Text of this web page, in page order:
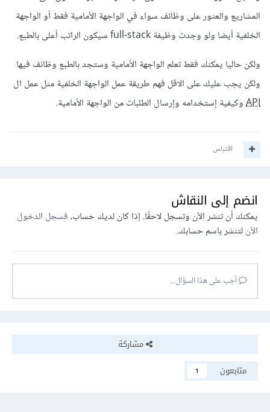
المشاريع والعثور على وظائف سواء في الواجهة الأمامية فقط أو الواجهة
الخلفية أيضا ولو وجدت وظيفة full-stack سيكون الراتب أعلى بالطبع.
ولكن حاليا يمكنك فقط تعلم الواجهة الأمامية وستجد بالطبع وظائف فيها
ولكن يجب عليك على الاقل فهم طريقة عمل الواجهة الخلفية مثل عمل ال
APIوكيفية إستخدامه وإرسال الطلبات من الواجهة الأمامية.
اقتباس
انضم إلى النقاش
يمكنك أن تنشر الآن وتسجل لاحقًا. إذا كان لديك حساب،فسجل الدخول
الآنلتنشر باسم حسابك.
أجب على هذا السؤال...
مشاركة
متابعون
1